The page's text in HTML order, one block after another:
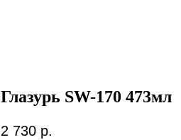
Глазурь SW-170 473мл
2 730 р.